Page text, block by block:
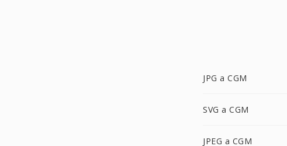
JPG a CGM
SVG a CGM
JPEG a CGM